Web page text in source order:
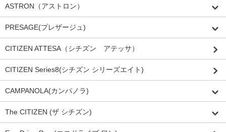
ASTRON（アストロン）
PRESAGE(プレザージュ)
CITIZEN ATTESA（シチズン アテッサ）
CITIZEN Series8(シチズン シリーズエイト)
CAMPANOLA(カンパノラ)
The CITIZEN (ザ シチズン)